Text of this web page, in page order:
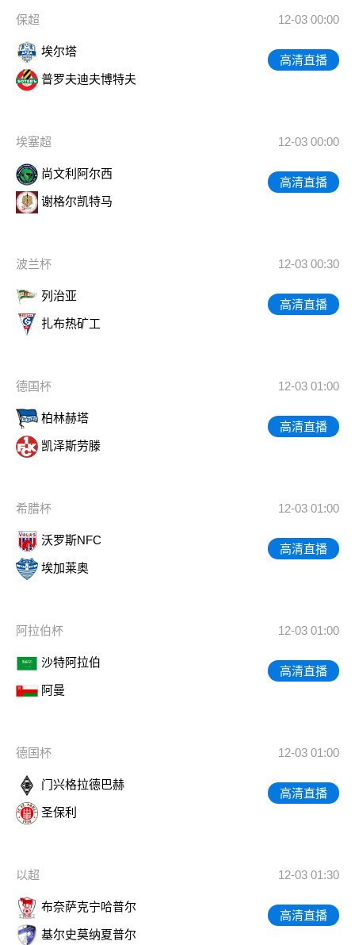
保超 12-03 00:00
埃尔塔
普罗夫迪夫博特夫
高清直播
埃塞超 12-03 00:00
尚文利阿尔西
谢格尔凯特马
高清直播
波兰杯 12-03 00:30
列治亚
扎布热矿工
高清直播
德国杯 12-03 01:00
柏林赫塔
凯泽斯劳滕
高清直播
希腊杯 12-03 01:00
沃罗斯NFC
埃加莱奥
高清直播
阿拉伯杯 12-03 01:00
沙特阿拉伯
阿曼
高清直播
德国杯 12-03 01:00
门兴格拉德巴赫
圣保利
高清直播
以超 12-03 01:30
布奈萨克宁哈普尔
基尔史莫纳夏普尔
高清直播